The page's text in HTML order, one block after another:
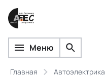
Меню
Главная Автоэлектрика